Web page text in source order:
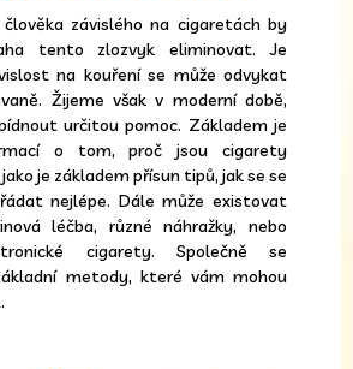
člověka závislého na cigaretách by
tento zlozvyk eliminovat. Je
na kouření se může odvykat
Žijeme však v moderní době,
určitou pomoc. Základem je
o tom, proč jsou cigarety
je základem přísun tipů, jak se se
nejlépe. Dále může existovat
léčba, různé náhražky, nebo
cigarety. Společně se
metody, které vám mohou